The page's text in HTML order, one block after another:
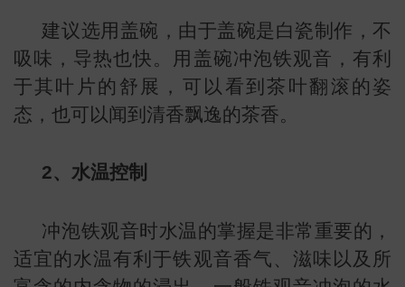
建议选用盖碗，由于盖碗是白瓷制作，不
吸味，导热也快。用盖碗冲泡铁观音，有利
于其叶片的舒展，可以看到茶叶翻滚的姿
态，也可以闻到清香飘逸的茶香。
2、水温控制
冲泡铁观音时水温的掌握是非常重要的，
适宜的水温有利于铁观音香气、滋味以及所